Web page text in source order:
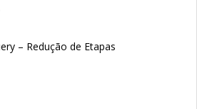
– Redução de Etapas